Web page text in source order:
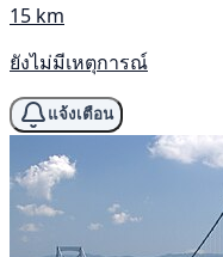
15 km
ยังไม่มีเหตุการณ์
แจ้งเตือน